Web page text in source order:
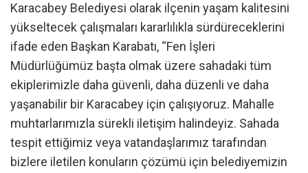
Karacabey Belediyesi olarak ilçenin yaşam kalitesini
yükseltecek çalışmaları kararlılıkla sürdüreceklerini
ifade eden Başkan Karabatı, “Fen İşleri
Müdürlüğümüz başta olmak üzere sahadaki tüm
ekiplerimizle daha güvenli, daha düzenli ve daha
yaşanabilir bir Karacabey için çalışıyoruz. Mahalle
muhtarlarımızla sürekli iletişim halindeyiz. Sahada
tespit ettiğimiz veya vatandaşlarımız tarafından
bizlere iletilen konuların çözümü için belediyemizin